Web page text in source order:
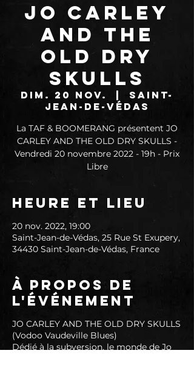
JO CARLEY
AND THE
OLD DRY
SKULLS
dim. 20 nov.
Saint-
Jean-de-Védas
La TAF & BOOMERANG présentent JO
CARLEY AND THE OLD DRY SKULLS -
Vendredi 20 novembre 2022 - 19h - Prix
Libre
Heure et lieu
20 nov. 2022, 19:00
Saint-Jean-de-Védas, 25 Rue St Exupery,
34430 Saint-Jean-de-Védas, France
À propos de
l'événement
JO CARLEY AND THE OLD DRY SKULLS
(Vodoo Vaudeville Blues)
Dédié à la subversion, le monde de Jo